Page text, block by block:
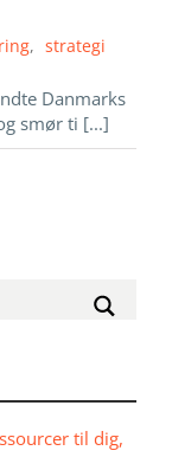
, strategi
Danmarks
smør ti [...]
til dig,